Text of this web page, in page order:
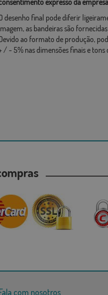
expresso da
desenho final pode diferir
as bandeiras são
ao formato de produção,
/ - 5% nas dimensões finais e tons
com nosotros